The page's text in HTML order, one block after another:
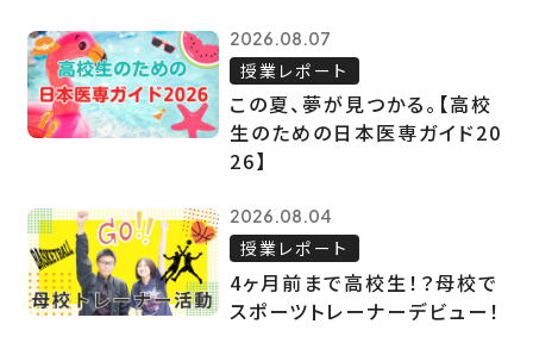
2026.08.07
授業レポート
この夏、夢が見つかる。【高校
生のための日本医専ガイド20
26】
2026.08.04
授業レポート
4ヶ月前まで高校生！？母校で
スポーツトレーナーデビュー！